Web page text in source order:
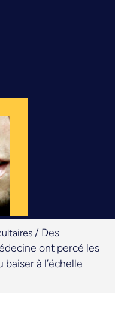
/ Des
ont percé les
à l’échelle